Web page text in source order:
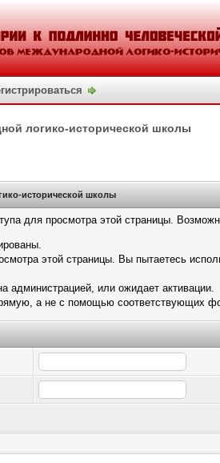
логико-исторической школы
исторической школы
для просмотра этой страницы.
этой страницы. Вы пытаетесь
администрацией, или ожидает активации.
а не с помощью соответствующих